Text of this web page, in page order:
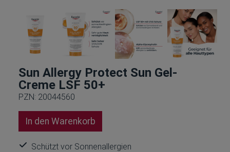
Sun Allergy Protect Sun Gel-
Creme LSF 50+
PZN: 20044560
In den Warenkorb
Schützt vor Sonnenallergien